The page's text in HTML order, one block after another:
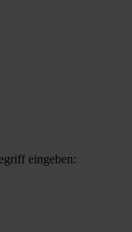
eingeben: